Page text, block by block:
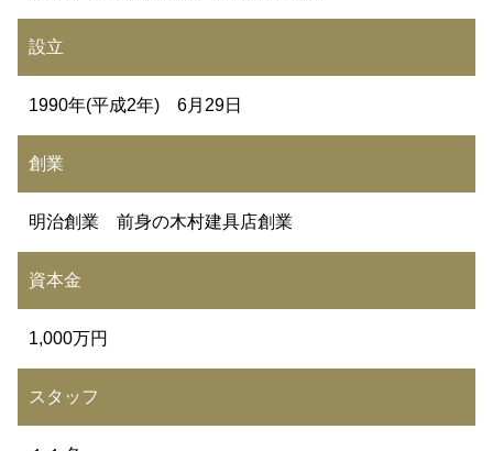
設立
1990年(平成2年) 6月29日
創業
明治創業 前身の木村建具店創業
資本金
1,000万円
スタッフ